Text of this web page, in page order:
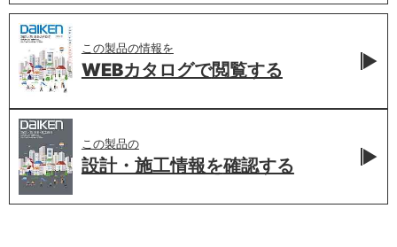
この製品の情報を
WEBカタログで閲覧する
この製品の
設計・施工情報を確認する